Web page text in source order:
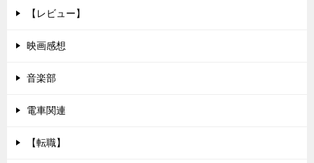
【レビュー】
映画感想
音楽部
電車関連
【転職】